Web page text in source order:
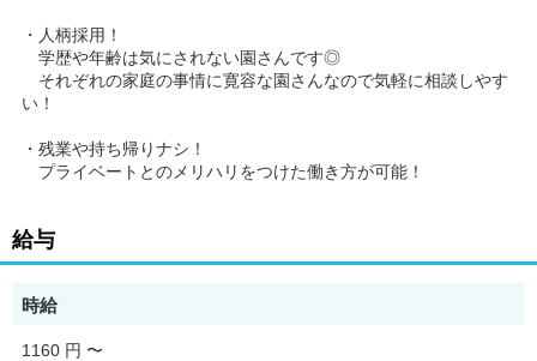
・人柄採用！
学歴や年齢は気にされない園さんです◎
それぞれの家庭の事情に寛容な園さんなので気軽に相談しやす
い！
・残業や持ち帰りナシ！
プライベートとのメリハリをつけた働き方が可能！
給与
時給
1160 円 〜